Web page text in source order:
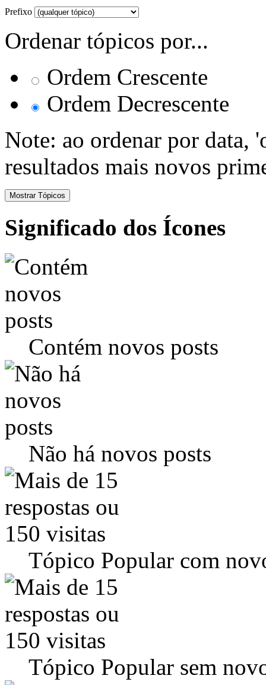
Prefixo
Ordenar tópicos por...
Ordem Crescente
Ordem Decrescente
Note: ao ordenar por data,
resultados mais novos
Significado dos Ícones
Contém novos posts
Não há novos posts
Tópico Popular com
Tópico Popular sem